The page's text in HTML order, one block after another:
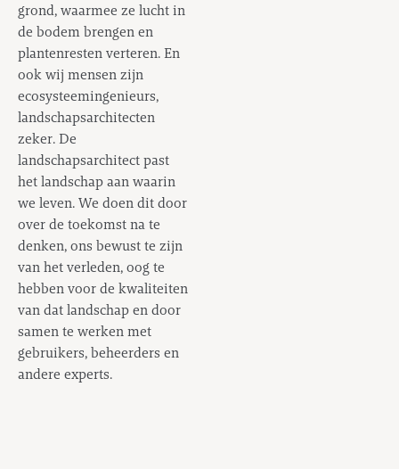
grond, waarmee ze lucht in
de bodem brengen en
plantenresten verteren. En
ook wij mensen zijn
ecosysteemingenieurs,
landschapsarchitecten
zeker. De
landschapsarchitect past
het landschap aan waarin
we leven. We doen dit door
over de toekomst na te
denken, ons bewust te zijn
van het verleden, oog te
hebben voor de kwaliteiten
van dat landschap en door
samen te werken met
gebruikers, beheerders en
andere experts.